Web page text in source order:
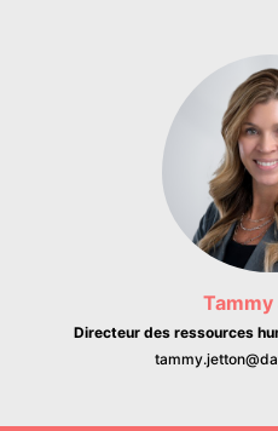
Directeur des ressources